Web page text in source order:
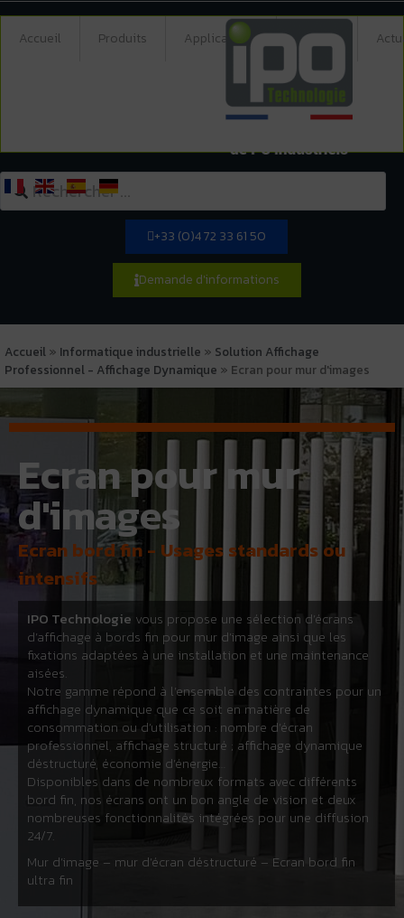
Accueil Produits Applications Société
+33 (0)4 72 33 61 50
Demande d'informations
Accueil » Informatique industrielle » Solution Affichage
Professionnel - Affichage Dynamique » Ecran pour mur d'images
Ecran pour mur
d'images
Ecran bord fin - Usages standards ou
intensifs
IPO Technologie vous propose une sélection d’écrans
d’affichage à bords fin pour mur d’image ainsi que les
fixations adaptées à une installation et une maintenance
aisées.
Notre gamme répond à l’ensemble des contraintes pour un
affichage dynamique que ce soit en matière de
consommation ou d’utilisation : nombre d’écran
professionnel, affichage structuré ; affichage dynamique
déstructuré, économie d’énergie…
Disponibles dans de nombreux formats avec différents
bord fin, nos écrans ont un bon angle de vision et deux
nombreuses fonctionnalités intégrées pour une diffusion
24/7.
Mur d’image – mur d’écran déstructuré – Ecran bord fin
ultra fin